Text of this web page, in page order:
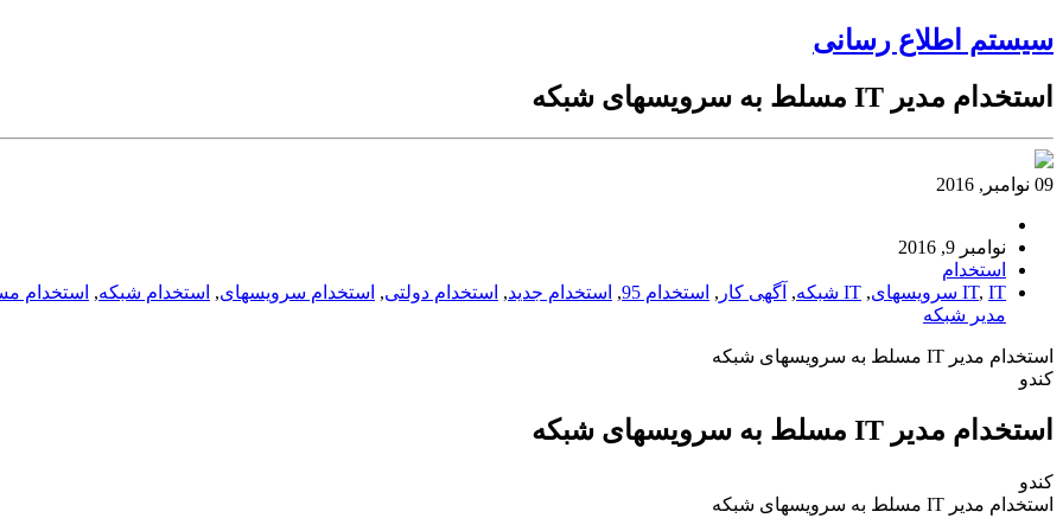
سیستم اطلاع رسانی
استخدام مدیر IT مسلط به سرویسهای شبکه
09 نوامبر, 2016
نوامبر 9, 2016
استخدام
IT, IT سرویسهای , IT شبکه , آگهی کار , استخدام 95 , استخدام جدید, استخدام دولتی, استخدام سرویسهای, استخدام شبکه, استخدام
مدیر شبکه
استخدام مدیر IT مسلط به سرویسهای شبکه
کندو
استخدام مدیر IT مسلط به سرویسهای شبکه
کندو
استخدام مدیر IT مسلط به سرویسهای شبکه